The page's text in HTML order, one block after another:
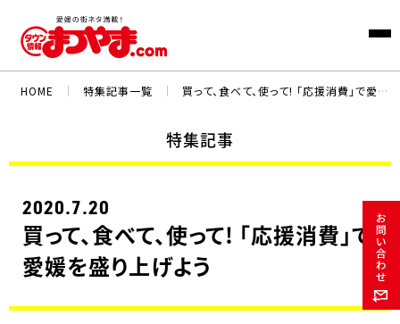
HOME ｜ 特集記事一覧 ｜ 買って、食べて、使って! 「応援消費」で愛媛を盛り上げよう
特集記事
2020.7.20
買って、食べて、使って! 「応援消費」で
愛媛を盛り上げよう